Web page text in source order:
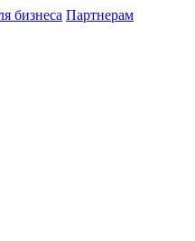
бизнеса Партнерам